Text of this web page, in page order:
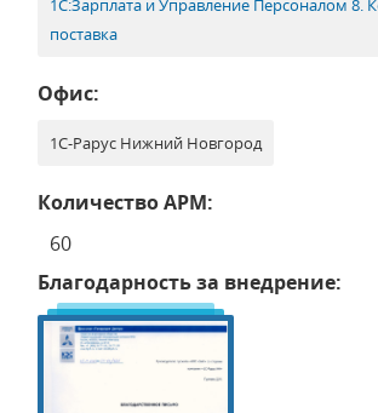
1С:Зарплата и Управление Персоналом 8.
поставка
Офис:
1С-Рарус Нижний Новгород
Количество АРМ:
60
Благодарность за внедрение: